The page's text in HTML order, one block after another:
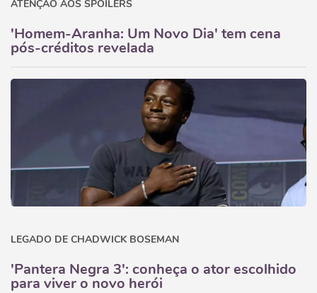
ATENÇÃO AOS SPOILERS
'Homem-Aranha: Um Novo Dia' tem cena
pós-créditos revelada
LEGADO DE CHADWICK BOSEMAN
'Pantera Negra 3': conheça o ator escolhido
para viver o novo herói